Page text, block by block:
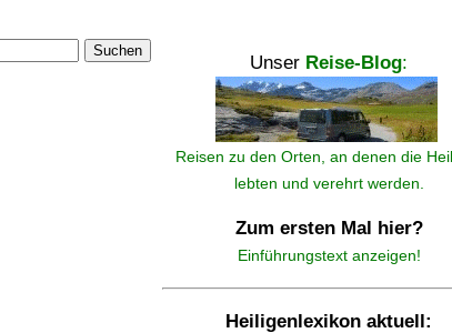
Suchen
Unser Reise-Blog:
Reisen zu den Orten, an denen die
lebten und verehrt werden.
Zum ersten Mal hier?
Einführungstext anzeigen!
Heiligenlexikon aktuell: